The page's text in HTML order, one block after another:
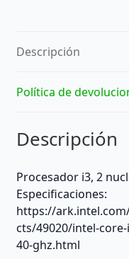
Descripción
Política de
Descripción
Procesador i3, 2
Especificaciones:
https://
cts/49020/intel-
40-ghz.html